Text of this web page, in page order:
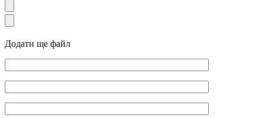
Додати ще файл